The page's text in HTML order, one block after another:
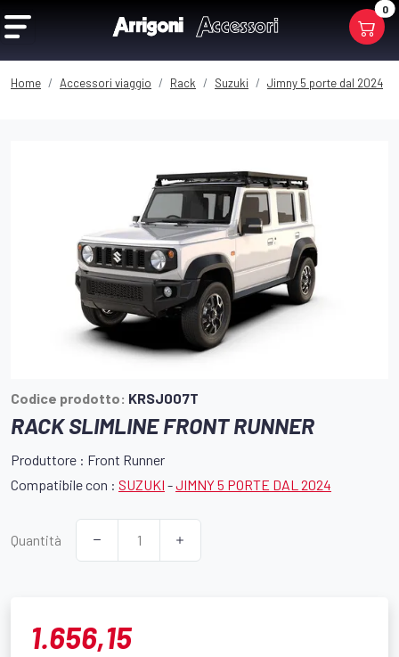
0
Home Accessori viaggio Rack Suzuki Jimny 5 porte dal 2024
Codice prodotto: KRSJ007T
RACK SLIMLINE FRONT RUNNER
Produttore : Front Runner
Compatibile con : SUZUKI -JIMNY 5 PORTE DAL 2024
Quantità
1.656,15